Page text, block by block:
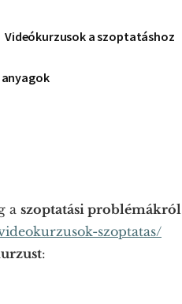
Videókurzusok a szoptatáshoz
anyagok
a szoptatási problémákról
szoptatas/
: